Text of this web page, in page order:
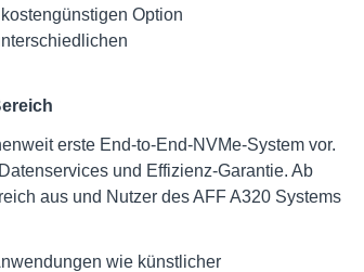
erste End-to-End-NVMe-System vor.
und Effizienz-Garantie. Ab
aus und Nutzer des AFF A320 Systems
wie künstlicher